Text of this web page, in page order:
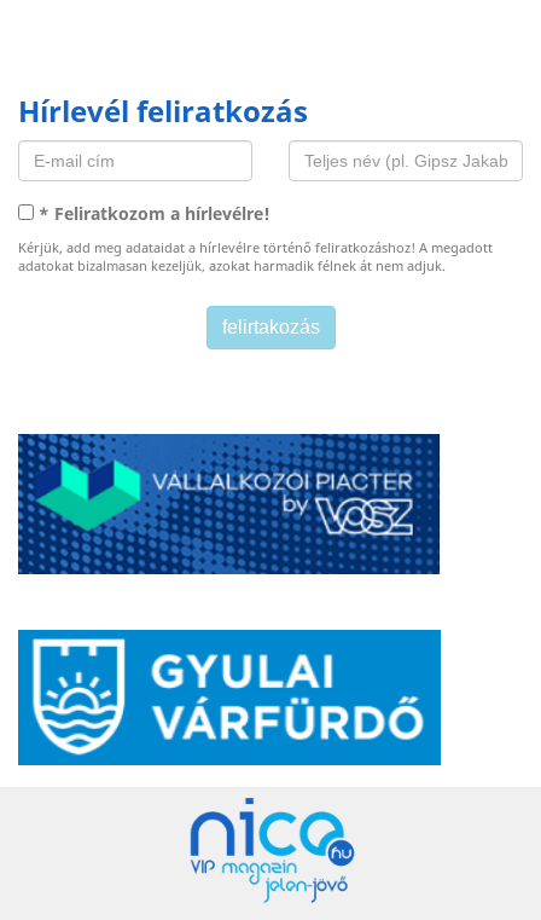
Hírlevél feliratkozás
* Feliratkozom a hírlevélre!
Kérjük, add meg adataidat a hírlevélre történő feliratkozáshoz! A megadott
adatokat bizalmasan kezeljük, azokat harmadik félnek át nem adjuk.